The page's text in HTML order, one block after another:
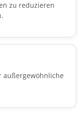
zu reduzieren
außergewöhnliche